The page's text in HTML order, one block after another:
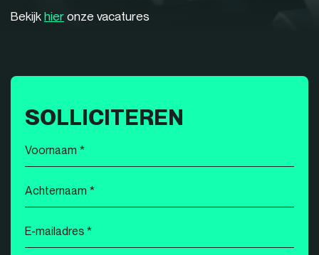
Bekijk hier onze vacatures
SOLLICITEREN
Voornaam
*
Achternaam
*
E-
mailadres